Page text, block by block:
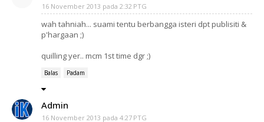
16 November 2013 pada 2:32 PTG
wah tahniah... suami tentu berbangga isteri dpt publisiti &
p'hargaan ;)
quilling yer.. mcm 1st time dgr ;)
Balas Padam
Admin
16 November 2013 pada 4:27 PTG